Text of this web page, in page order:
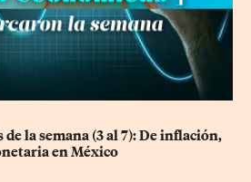
de la semana (3 al 7): De inflación,
en México